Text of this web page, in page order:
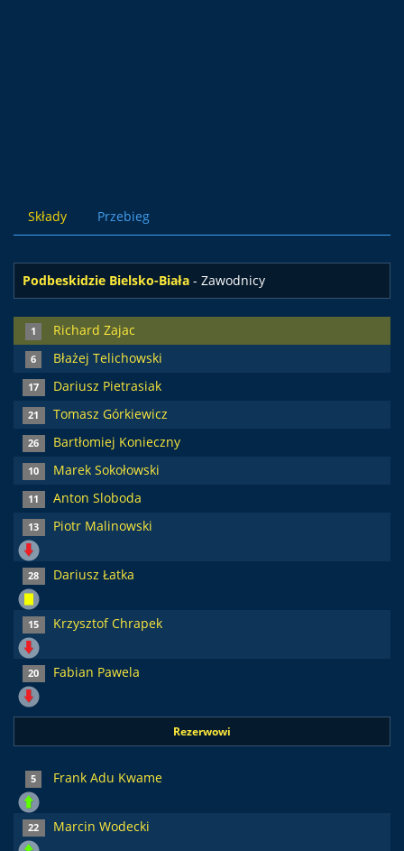
Składy Przebieg
Podbeskidzie Bielsko-Biała - Zawodnicy
1 Richard Zajac
6 Błażej Telichowski
17 Dariusz Pietrasiak
21 Tomasz Górkiewicz
26 Bartłomiej Konieczny
10 Marek Sokołowski
11 Anton Sloboda
13 Piotr Malinowski
28 Dariusz Łatka
15 Krzysztof Chrapek
20 Fabian Pawela
Rezerwowi
5 Frank Adu Kwame
22 Marcin Wodecki